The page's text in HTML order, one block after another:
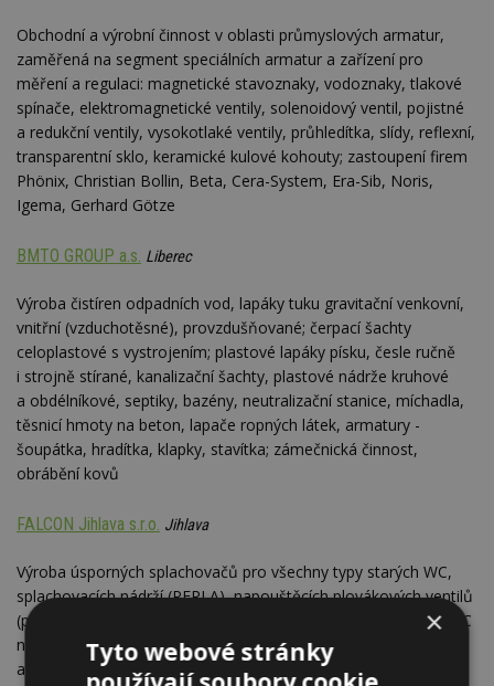
Obchodní a výrobní činnost v oblasti průmyslových armatur,
zaměřená na segment speciálních armatur a zařízení pro
měření a regulaci: magnetické stavoznaky, vodoznaky, tlakové
spínače, elektromagnetické ventily, solenoidový ventil, pojistné
a redukční ventily, vysokotlaké ventily, průhledítka, slídy, reflexní,
transparentní sklo, keramické kulové kohouty; zastoupení firem
Phönix, Christian Bollin, Beta, Cera-System, Era-Sib, Noris,
Igema, Gerhard Götze
BMTO GROUP a.s. Liberec
Výroba čistíren odpadních vod, lapáky tuku gravitační venkovní,
vnitřní (vzduchotěsné), provzdušňované; čerpací šachty
celoplastové s vystrojením; plastové lapáky písku, česle ručně
i strojně stírané, kanalizační šachty, plastové nádrže kruhové
a obdélníkové, septiky, bazény, neutralizační stanice, míchadla,
těsnicí hmoty na beton, lapače ropných látek, armatury -
šoupátka, hradítka, klapky, stavítka; zámečnická činnost,
obrábění kovů
FALCON Jihlava s.r.o. Jihlava
Výroba úsporných splachovačů pro všechny typy starých WC,
splachovacích nádrží (PERLA), napouštěcích plovákových ventilů
(pro boční a spodní přívod vody), připojovacích hadiček (pro WC
nádrže), přímý dovoz a velkoobchodní prodej vybavení WC
a koupelen
×
Tyto webové stránky